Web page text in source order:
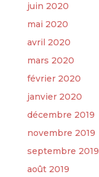
juin 2020
mai 2020
avril 2020
mars 2020
février 2020
janvier 2020
décembre 2019
novembre 2019
septembre 2019
août 2019